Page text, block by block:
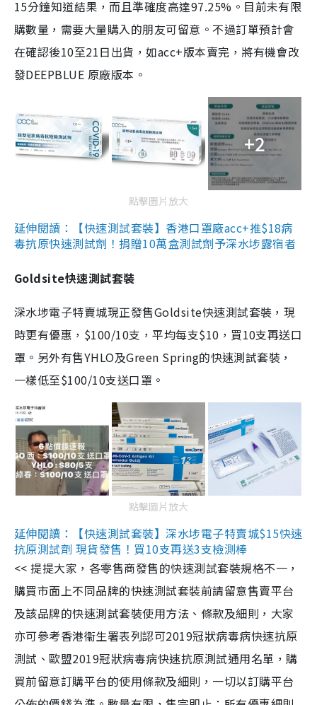
15分鐘知道結果，而且準確度高達97.25%。目前未有限
購數量，需要大量購入的朋友可留意。不過訂單預計會
在確認後10至21日出貨，如acc+版本賣完，將有機會改
發DEEPBLUE 原廠版本。
+2
點擊圖片放大
延伸閱讀：【快速測試套裝】香港口罩廠acc+推$18病
毒抗原快速測試劑！捐贈10萬盒測試劑予深水埗露宿者
Goldsite快速測試套裝
深水埗電子特賣城現正發售Goldsite快速測試套裝，現
時更有優惠，$100/10支，平均每支$10，買10支再送口
罩。另外有售YHLO及Green Spring的快速測試套裝，
一樣低至$100/10支送口罩。
點擊圖片放大
延伸閱讀：【快速測試套裝】深水埗電子特賣城$15快速
抗原測試劑 現貨發售！買10支再送3支檢測棒
<< 提提大家，各零售商發售的快速測試套裝規格不一，
購買市面上不同品牌的快速測試套裝前請留意售賣平台
及該品牌的快速測試套裝使用方法、條款及細則，大家
亦可參考香港衞生署表列認可2019冠狀病毒病快速抗原
測試、歐盟2019冠狀病毒病快速抗原測試通用名單，購
買前留意訂購平台的使用條款及細則，一切以訂購平台